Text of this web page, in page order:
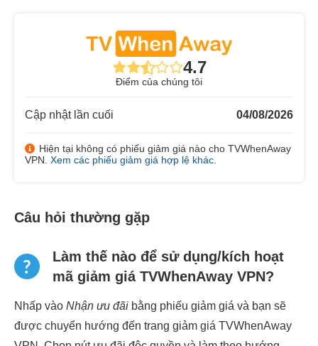
4.7
Điểm của chúng tôi
Cập nhật lần cuối 04/08/2026
Hiện tại không có phiếu giảm giá nào cho TVWhenAway
VPN. Xem các phiếu giảm giá hợp lệ khác
Câu hỏi thường gặp
Làm thế nào để sử dụng/kích hoạt
mã giảm giá TVWhenAway VPN?
Nhấp vào Nhận ưu đãi bằng phiếu giảm giá và bạn sẽ
được chuyển hướng đến trang giảm giá TVWhenAway